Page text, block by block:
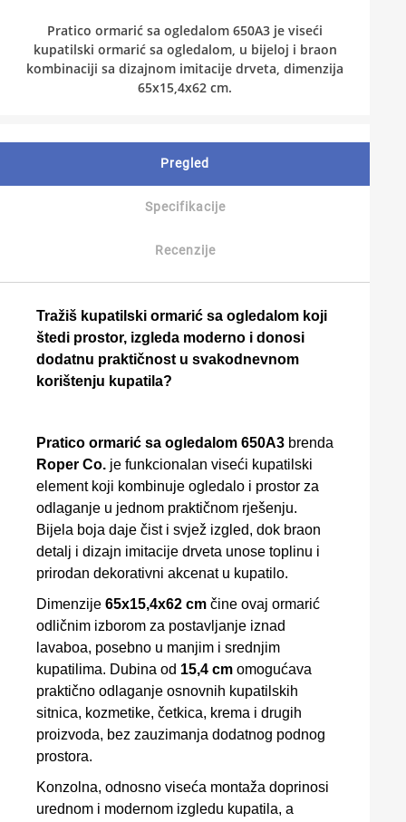
Pratico ormarić sa ogledalom 650A3 je viseći
kupatilski ormarić sa ogledalom, u bijeloj i braon
kombinaciji sa dizajnom imitacije drveta, dimenzija
65x15,4x62 cm.
Pregled
Specifikacije
Recenzije
Tražiš kupatilski ormarić sa ogledalom koji
štedi prostor, izgleda moderno i donosi
dodatnu praktičnost u svakodnevnom
korištenju kupatila?
Pratico ormarić sa ogledalom 650A3 brenda
Roper Co. je funkcionalan viseći kupatilski
element koji kombinuje ogledalo i prostor za
odlaganje u jednom praktičnom rješenju.
Bijela boja daje čist i svjež izgled, dok braon
detalj i dizajn imitacije drveta unose toplinu i
prirodan dekorativni akcenat u kupatilo.
Dimenzije 65x15,4x62 cm čine ovaj ormarić
odličnim izborom za postavljanje iznad
lavaboa, posebno u manjim i srednjim
kupatilima. Dubina od 15,4 cm omogućava
praktično odlaganje osnovnih kupatilskih
sitnica, kozmetike, četkica, krema i drugih
proizvoda, bez zauzimanja dodatnog podnog
prostora.
Konzolna, odnosno viseća montaža doprinosi
urednom i modernom izgledu kupatila, a